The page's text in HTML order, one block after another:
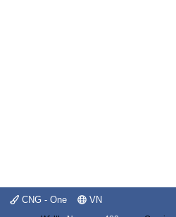
CNG - One VN